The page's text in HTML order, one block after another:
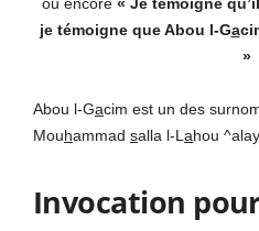
je témoigne que Abou l-Ga
»
Abou l-Gacim est un des
Mouhammad salla l-L ahou
Invocation